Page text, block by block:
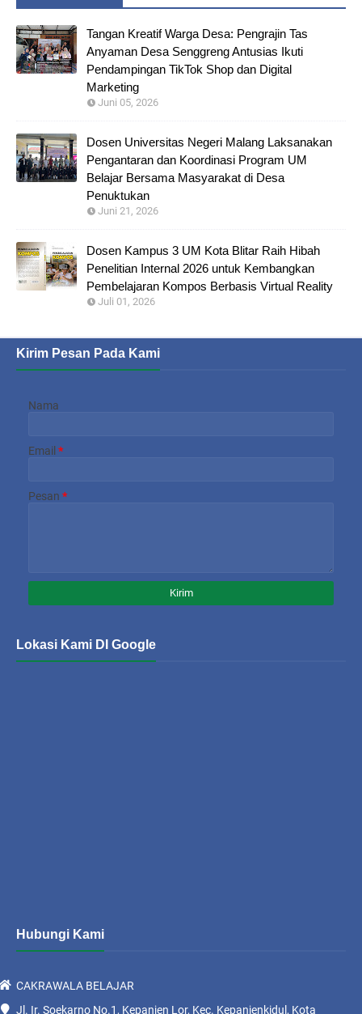
Tangan Kreatif Warga Desa: Pengrajin Tas
Anyaman Desa Senggreng Antusias Ikuti
Pendampingan TikTok Shop dan Digital
Marketing
Juni 05, 2026
Dosen Universitas Negeri Malang Laksanakan
Pengantaran dan Koordinasi Program UM
Belajar Bersama Masyarakat di Desa
Penuktukan
Juni 21, 2026
Dosen Kampus 3 UM Kota Blitar Raih Hibah
Penelitian Internal 2026 untuk Kembangkan
Pembelajaran Kompos Berbasis Virtual Reality
Juli 01, 2026
Kirim Pesan Pada Kami
Nama
Email *
Pesan *
Lokasi Kami DI Google
Hubungi Kami
CAKRAWALA BELAJAR
Jl. Ir. Soekarno No.1, Kepanjen Lor, Kec. Kepanjenkidul, Kota